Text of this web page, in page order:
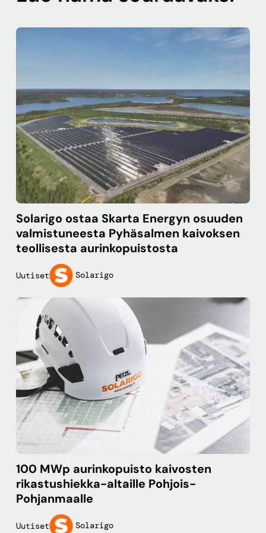
Solarigo ostaa Skarta Energyn osuuden
valmistuneesta Pyhäsalmen kaivoksen
teollisesta aurinkopuistosta
Uutiset Solarigo
100 MWp aurinkopuisto kaivosten
rikastushiekka-altaille Pohjois-
Pohjanmaalle
Uutiset Solarigo